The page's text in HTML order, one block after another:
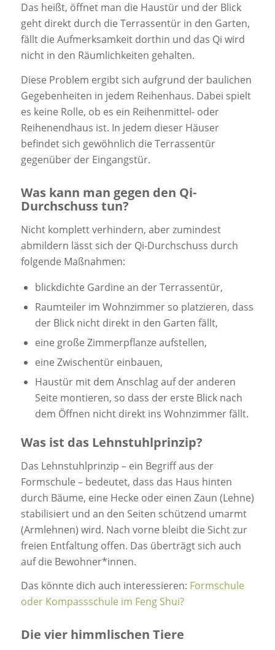
Das heißt, öffnet man die Haustür und der Blick
geht direkt durch die Terrassentür in den Garten,
fällt die Aufmerksamkeit dorthin und das Qi wird
nicht in den Räumlichkeiten gehalten.
Diese Problem ergibt sich aufgrund der baulichen
Gegebenheiten in jedem Reihenhaus. Dabei spielt
es keine Rolle, ob es ein Reihenmittel- oder
Reihenendhaus ist. In jedem dieser Häuser
befindet sich gewöhnlich die Terrassentür
gegenüber der Eingangstür.
Was kann man gegen den Qi-
Durchschuss tun?
Nicht komplett verhindern, aber zumindest
abmildern lässt sich der Qi-Durchschuss durch
folgende Maßnahmen:
blickdichte Gardine an der Terrassentür,
Raumteiler im Wohnzimmer so platzieren, dass
der Blick nicht direkt in den Garten fällt,
eine große Zimmerpflanze aufstellen,
eine Zwischentür einbauen,
Haustür mit dem Anschlag auf der anderen
Seite montieren, so dass der erste Blick nach
dem Öffnen nicht direkt ins Wohnzimmer fällt.
Was ist das Lehnstuhlprinzip?
Das Lehnstuhlprinzip – ein Begriff aus der
Formschule – bedeutet, dass das Haus hinten
durch Bäume, eine Hecke oder einen Zaun (Lehne)
stabilisiert und an den Seiten schützend umarmt
(Armlehnen) wird. Nach vorne bleibt die Sicht zur
freien Entfaltung offen. Das überträgt sich auch
auf die Bewohner*innen.
Das könnte dich auch interessieren: Formschule
oder Kompassschule im Feng Shui?
Die vier himmlischen Tiere